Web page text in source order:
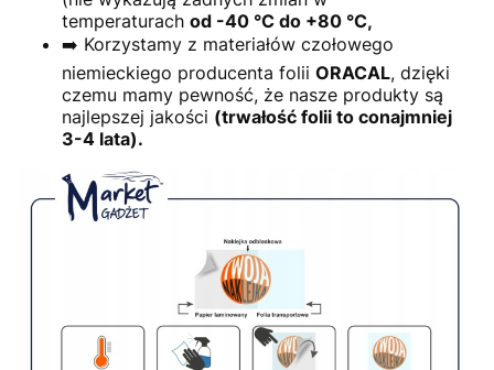
temperaturach od -40 °C do +80 °C,
➡️ Korzystamy z materiałów czołowego
niemieckiego producenta folii ORACAL, dzięki
czemu mamy pewność, że nasze produkty są
najlepszej jakości (trwałość folii to conajmniej
3-4 lata).